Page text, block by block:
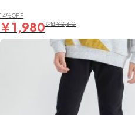
14％OFF
￥1,980定価￥2,310